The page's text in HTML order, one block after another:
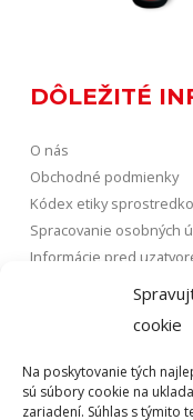
cookie
Na poskytovanie tých
sú súbory cookie na
zariadení. Súhlas s týmito
DÔLEŽITÉ
O nás
Obchodné podmienky
Kódex etiky
Spracovanie osobných
Informácie pred
POISTENIE